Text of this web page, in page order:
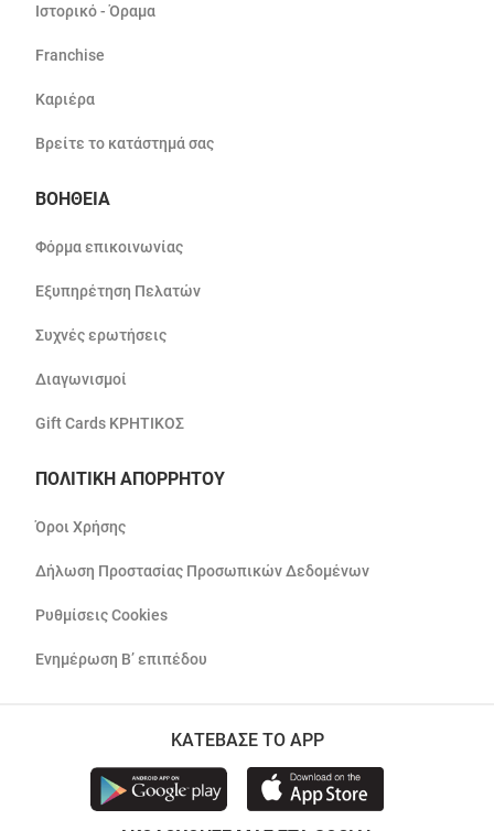
Ιστορικό - Όραμα
Franchise
Καριέρα
Βρείτε το κατάστημά σας
ΒΟΗΘΕΙΑ
Φόρμα επικοινωνίας
Εξυπηρέτηση Πελατών
Συχνές ερωτήσεις
Διαγωνισμοί
Gift Cards ΚΡΗΤΙΚΟΣ
ΠΟΛΙΤΙΚΗ ΑΠΟΡΡΗΤΟΥ
Όροι Χρήσης
Δήλωση Προστασίας Προσωπικών Δεδομένων
Ρυθμίσεις Cookies
Ενημέρωση Β’ επιπέδου
ΚΑΤΕΒΑΣΕ ΤΟ APP